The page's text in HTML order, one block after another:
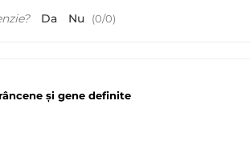
Da Nu (0/0)
și gene definite